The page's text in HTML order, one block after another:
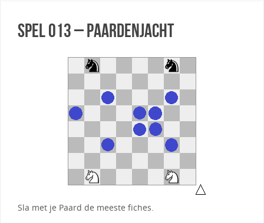
Spel 013 – Paardenjacht
Sla met je Paard de meeste fiches.